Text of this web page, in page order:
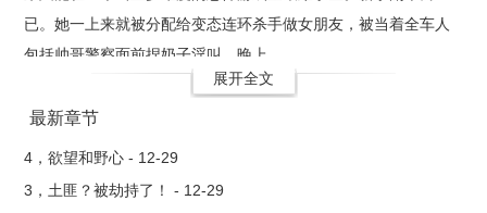
已。她一上来就被分配给变态连环杀手做女朋友，被当着全车人
包括帅哥警察面前捏奶子淫叫。晚上..
展开全文
最新章节
4，欲望和野心 - 12-29
3，土匪？被劫持了！ - 12-29